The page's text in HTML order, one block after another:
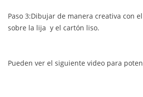
Paso 3:Dibujar de manera creativa con
sobre la lija y el cartón liso.
Pueden ver el siguiente video para